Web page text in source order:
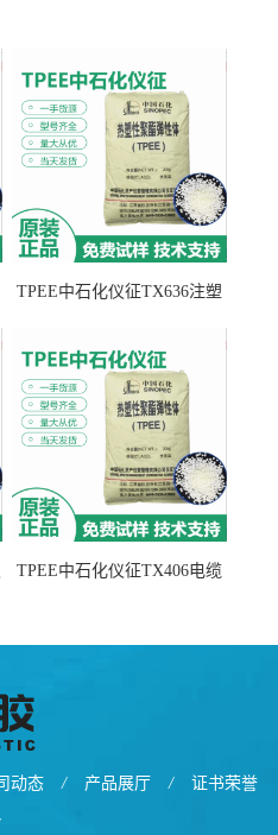
TPEE中石化仪征TX636注塑
TPEE中石化仪征TX406电缆
动态 / 产品展厅 / 证书荣誉